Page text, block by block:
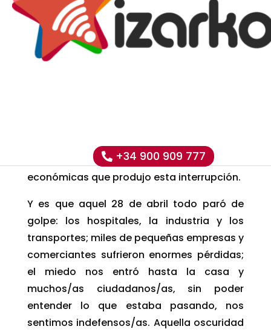
+34 900 909 777
28 de abril de 2026. 12:33. Un día que
quedará clavado en nuestra memoria, ya
que casi toda Hego Euskal Herria se quedó
sin electricidad e incomunicada. En muchos
embargo, son tan evidentes como
profundas las consecuencias sociales y
económicas que produjo esta interrupción.
Y es que aquel 28 de abril todo paró de
golpe: los hospitales, la industria y los
transportes; miles de pequeñas empresas y
comerciantes sufrieron enormes pérdidas;
el miedo nos entró hasta la casa y
muchos/as ciudadanos/as, sin poder
entender lo que estaba pasando, nos
sentimos indefensos/as. Aquella oscuridad